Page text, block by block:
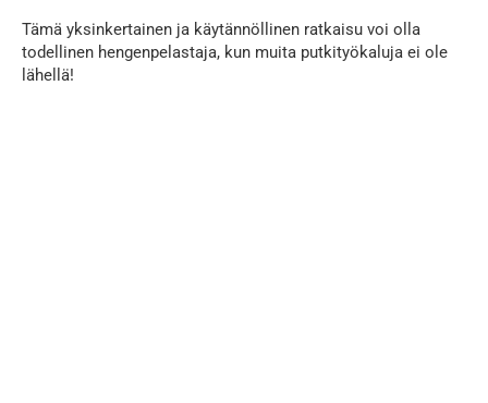
Tämä yksinkertainen ja käytännöllinen ratkaisu voi olla
todellinen hengenpelastaja, kun muita putkityökaluja ei ole
lähellä!